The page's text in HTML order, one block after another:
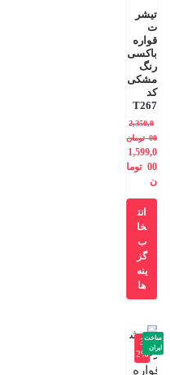
تیشر
ت
قواره
باکسی
رنگ
مشکی
کد
T267
2,350,0
00 تومان
1,599,0
00 توما
ن
انت
خا
ب
گز
ینه
ها
-3
2%
ساخت
ایران